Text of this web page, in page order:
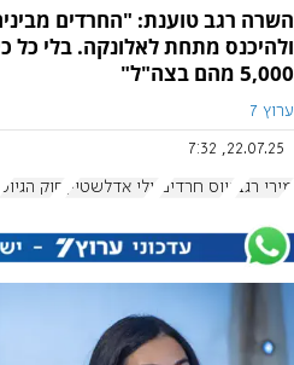
השרה רגב טוענת: "החרדים
ולהיכנס מתחת לאלונקה. בלי כל
5,000 מהם בצה"ל"
ערוץ 7
22.07.25, 7:32
מירי רגב גיוס חרדים יולי אדלשטיין חוק הגיוס